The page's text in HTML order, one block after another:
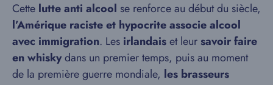
Cette lutte anti alcool se renforce au début du siècle,
l’Amérique raciste et hypocrite associe alcool
avec immigration. Les irlandaiset leursavoir faire
en whiskydans un premier temps, puis au moment
de la première guerre mondiale, les brasseurs